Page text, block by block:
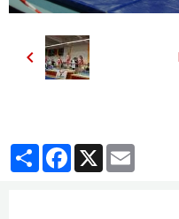
PartagerFacebook
X